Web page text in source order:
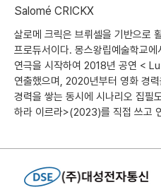
Salomé CRICKX
살로메 크릭은 브뤼셀을 기반으로
프로듀서이다. 몽스왕립예술학교
연극을 시작하여 2018년 공연 <
연출했으며, 2020년부터 영화 경
경력을 쌓는 동시에 시나리오 집필
하라 이르라>(2023)를 직접 쓰고